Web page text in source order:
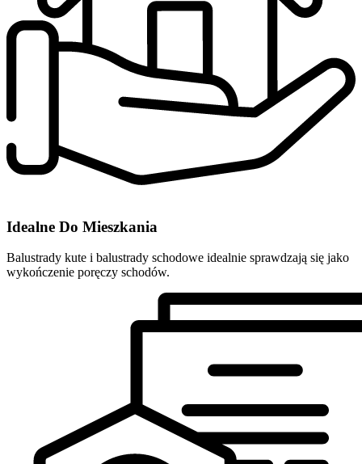
Idealne Do Mieszkania
Balustrady kute i balustrady schodowe idealnie sprawdzają się jako
wykończenie poręczy schodów.